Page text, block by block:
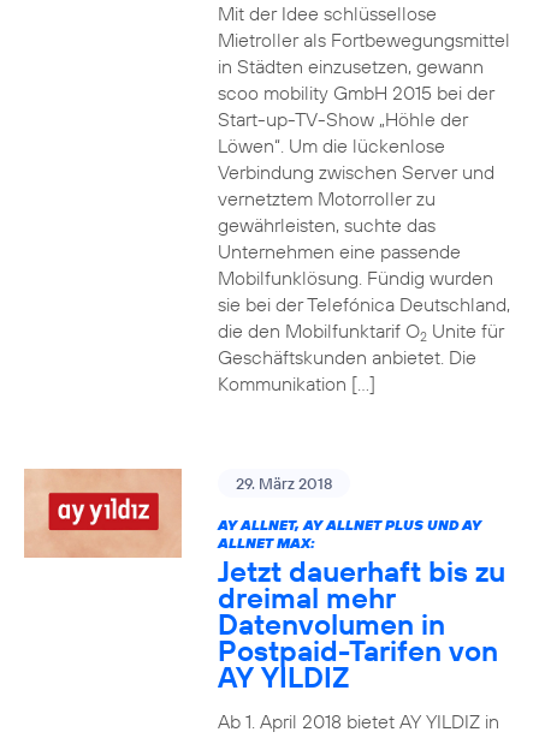
Mit der Idee schlüssellose
Mietroller als Fortbewegungsmittel
in Städten einzusetzen, gewann
scoo mobility GmbH 2015 bei der
Start-up-TV-Show „Höhle der
Löwen“. Um die lückenlose
Verbindung zwischen Server und
vernetztem Motorroller zu
gewährleisten, suchte das
Unternehmen eine passende
Mobilfunklösung. Fündig wurden
sie bei der Telefónica Deutschland,
die den Mobilfunktarif O2Unite für
Geschäftskunden anbietet. Die
Kommunikation […]
29. März 2018
AY ALLNET, AY ALLNET PLUS UND AY
ALLNET MAX:
Jetzt dauerhaft bis zu
dreimal mehr
Datenvolumen in
Postpaid-Tarifen von
AY YILDIZ
Ab 1. April 2018 bietet AY YILDIZ in